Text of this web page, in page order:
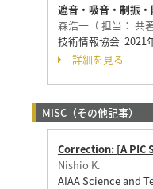
遮音・吸音・制振
森浩一（ 担当： 共
技術情報協会 2021
詳細を見る
MISC（その他記事）
Correction: [A PIC
Nishio K.
AIAA Science and